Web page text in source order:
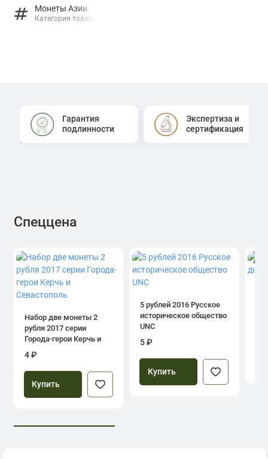
Монеты Азии
Категория товара
Гарантия
подлинности
Экспертиза и
сертификация
Спеццена
Набор две монеты 2
рубля 2017 серии
Города-герои Керчь и
4 ₽
Купить
5 рублей 2016 Русское
историческое общество
UNC
5 ₽
Купить
4.0